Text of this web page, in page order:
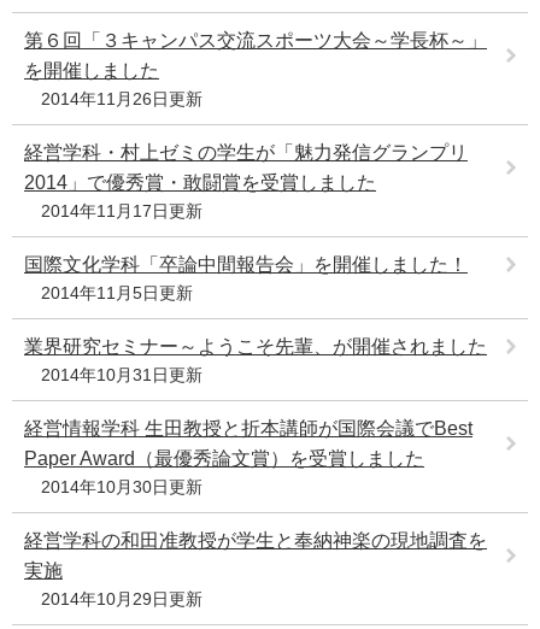
第６回「３キャンパス交流スポーツ大会～学長杯～」
を開催しました
2014年11月26日更新
経営学科・村上ゼミの学生が「魅力発信グランプリ
2014」で優秀賞・敢闘賞を受賞しました
2014年11月17日更新
国際文化学科「卒論中間報告会」を開催しました！
2014年11月5日更新
業界研究セミナー～ようこそ先輩、が開催されました
2014年10月31日更新
経営情報学科 生田教授と折本講師が国際会議でBest
Paper Award（最優秀論文賞）を受賞しました
2014年10月30日更新
経営学科の和田准教授が学生と奉納神楽の現地調査を
実施
2014年10月29日更新